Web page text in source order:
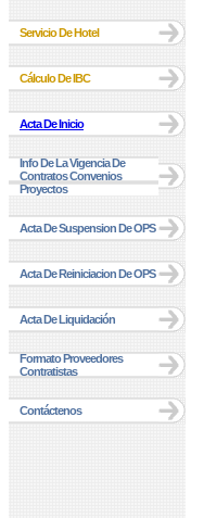
Servicio De Hotel
Cálculo De IBC
Acta De Inicio
Info De La Vigencia De
Contratos Convenios
Proyectos
Acta De Suspension De OPS
Acta De Reiniciacion De OPS
Acta De Liquidación
Formato Proveedores
Contratistas
Contáctenos